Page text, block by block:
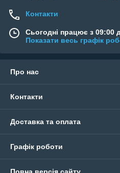
Контакти
Сьогодні працює з 09:00
Показати весь графік
Про нас
Контакти
Доставка та оплата
Графік роботи
Повна версія сайту